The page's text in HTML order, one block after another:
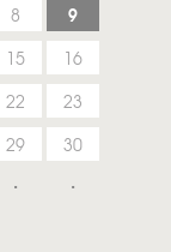
8 9
15
16
22
23
29
30